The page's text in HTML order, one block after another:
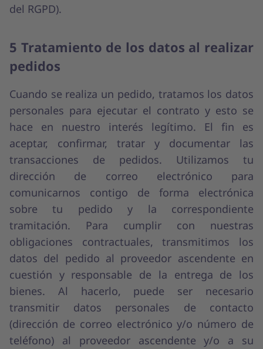
del RGPD).
5 Tratamiento de los datos al realizar
pedidos
Cuando se realiza un pedido, tratamos los datos
personales para ejecutar el contrato y esto se
hace en nuestro interés legítimo. El fin es
aceptar, confirmar, tratar y documentar las
transacciones de pedidos. Utilizamos tu
dirección de correo electrónico para
comunicarnos contigo de forma electrónica
sobre tu pedido y la correspondiente
tramitación. Para cumplir con nuestras
obligaciones contractuales, transmitimos los
datos del pedido al proveedor ascendente en
cuestión y responsable de la entrega de los
bienes. Al hacerlo, puede ser necesario
transmitir datos personales de contacto
(dirección de correo electrónico y/o número de
teléfono) al proveedor ascendente y/o a su